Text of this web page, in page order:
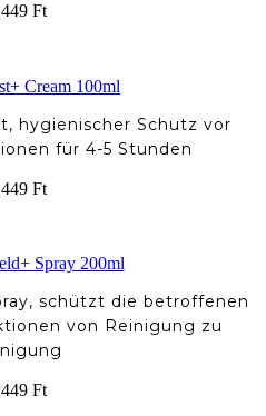
Ft
Cream 100ml
hygienischer Schutz vor
für 4-5 Stunden
Ft
Spray 200ml
schützt die betroffenen
von Reinigung zu
Ft